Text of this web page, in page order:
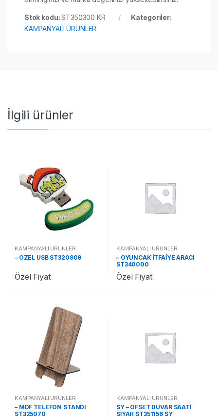
Stok kodu:ST350300 KR
Kategoriler:
KAMPANYALI ÜRÜNLER
İlgili ürünler
KAMPANYALI ÜRÜNLER
– ÖZEL USB ST320909
Özel Fiyat
KAMPANYALI ÜRÜNLER
– OYUNCAK İTFAİYE ARACI
ST340000
Özel Fiyat
KAMPANYALI ÜRÜNLER
– MDF TELEFON STANDI
ST325070
KAMPANYALI ÜRÜNLER
SY – OFSET DUVAR SAATİ
SİYAH ST351156 SY